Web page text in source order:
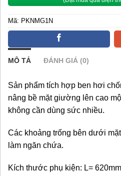
Mã: PKNMG1N
Danh mục:
PHỤ KIỆN GIƯỜNG XẾP
MÔ TẢ ĐÁNH GIÁ (0)
Sản phẩm tích hợp ben hơi
nâng bề mặt giường lên cao
không cần dùng sức nhiều.
Các khoảng trống bên dưới
làm ngăn chứa.
Kích thước phụ kiện: L=